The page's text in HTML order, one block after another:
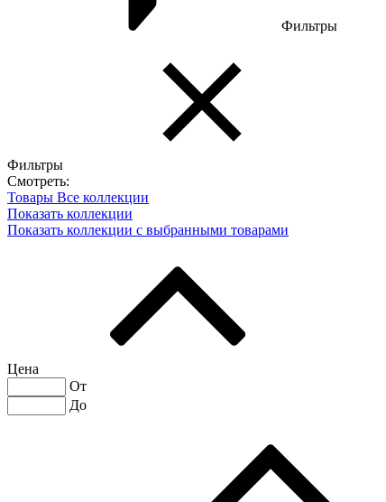
Фильтры
Фильтры
Смотреть:
Товары Все коллекции
Показать коллекции
Показать коллекции с выбранными товарами
Цена
От
До